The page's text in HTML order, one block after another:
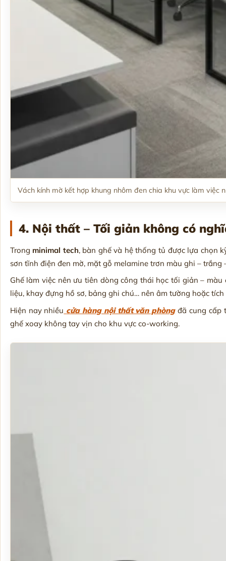
Vách kính mờ kết hợp khung nhôm đen chia khu vực làm việc
4. Nội thất – Tối giản không có
Trong minimal tech, bàn ghế và hệ thống tủ được lựa chọn
sơn tĩnh điện đen mờ, mặt gỗ melamine trơn màu ghi –
Ghế làm việc nên ưu tiên dòng công thái học tối giản –
liệu, khay đựng hồ sơ, bảng ghi chú… nên âm tường hoặc
Hiện nay nhiều cửa hàng nội thất văn phòngđã cung cấp
ghế xoay không tay vịn cho khu vực co-working.